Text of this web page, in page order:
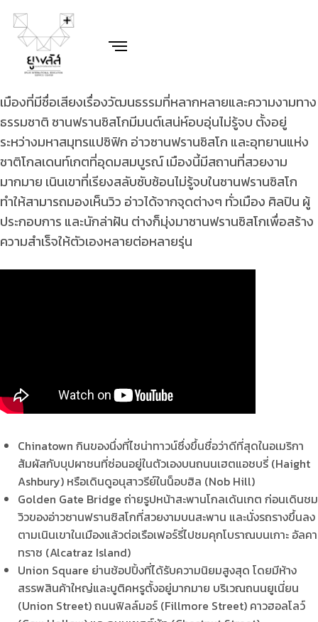
เมืองที่มีชื่อเสียงเรื่องวัฒนธรรมที่หลากหลายและความงามทาง
ธรรมชาติ ซานฟรานซิสโกมีมนต์เสน่ห์อบอุ่นไม่รู้จบ ตั้งอยู่
ระหว่างมหาสมุทรแปซิฟิก อ่าวซานฟรานซิสโก และอุทยานแห่ง
ชาติโกลเดนท์เกตที่อุดมสมบูรณ์ เมืองนี้มีสถานที่สวยงาม
มากมาย เนินเขาที่เรียงสลับซับซ้อนไม่รู้จบในซานฟรานซิสโก
ทำให้สามารถมองเห็นวิว อ่าวได้จากจุดต่างๆ ทั่วเมือง ศิลปิน ผู้
ประกอบการ และนักล่าฝัน ต่างก็มุ่งมาซานฟรานซิสโกเพื่อสร้าง
ความสำเร็จให้ตัวเองหลายต่อหลายรุ่น
Chinatown กินของนึ่งที่ไชน่าทาวน์ซึ่งขึ้นชื่อว่าดีที่สุดในอเมริกา
สัมผัสกับบุปผาชนที่ซ่อนอยู่ในตัวเองบนถนนเฮตแอชบรี่ (Haight
Ashbury) หรือเดินดูอนุสาวรีย์ในน็อบฮิล (Nob Hill)
Golden Gate Bridge ถ่ายรูปหน้าสะพานโกลเด้นเกต ก่อนเดินชม
วิวของอ่าวซานฟรานซิสโกที่สวยงามบนสะพาน และนั่งรถรางขึ้นลง
ตามเนินเขาในเมืองแล้วต่อเรือเฟอร์รี่ไปชมคุกโบราณบนเกาะ อัลคา
ทราซ (Alcatraz Island)
Union Square ย่านช้อปปิ้งที่ได้รับความนิยมสูงสุด โดยมีห้าง
สรรพสินค้าใหญ่และบูติคหรูตั้งอยู่มากมาย บริเวณถนนยูเนี่ยน
(Union Street) ถนนฟิลล์มอร์ (Fillmore Street) คาวฮอลโลว์